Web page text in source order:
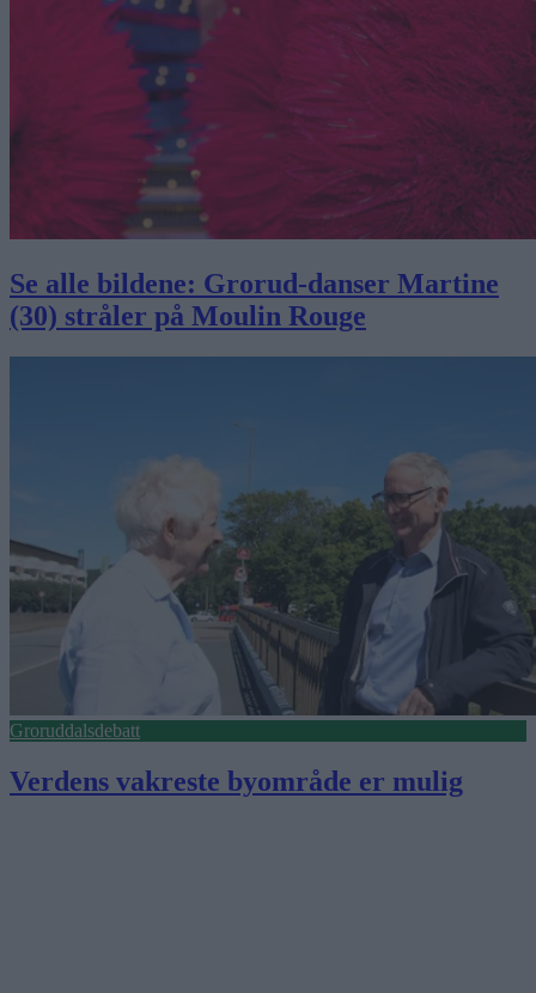
Se alle bildene: Grorud-danser Martine
(30) stråler på Moulin Rouge
Groruddalsdebatt
Verdens vakreste byområde er mulig